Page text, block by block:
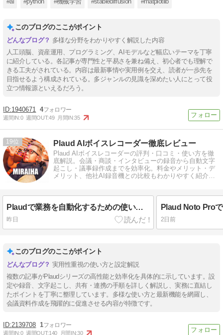
このブログのここがポイント
多様な分野をわかりやすく解説した内容
人工頭脳、資産運用、プログラミング、AIモデルなど幅広いテーマを丁寧
に紹介している。各記事が専門性と平易さを兼ね備え、初心者でも理解で
きる工夫がされている。内容は最新事情や実用例を交え、読者が一歩先を
目指せるよう構成されている。多ジャンルの見識を深めたい人にとって役
立つ情報源といえるだろう。
1940671 4
週間IN:0 週間OUT:49 月間IN:35
19 Plaud AIボイスレコーダー徹底レビュー
Plaud AIボイスレコーダーの評判・口コミ・使い方を徹
底解説。会議・商談・インタビューの録音から自動文字
起こし・議事録作成までを効率化。料金やメリット・デ
メリット、他社AI録音機との比較もわかりやすく紹介し
Plaudで業務を自動化するための使い方ガイド
昨日 2日前
このブログのここがポイント
実用性重視の使い方と設定解説
複数の記事がPlaudシリーズの高性能と効率化を具体的に示しています。設
定や録音、文字起こし、共有・連携の手順を詳しく解説し、実務に直結し
たポイントを丁寧に整理しています。多様な使い方と最新機能を網羅し、
会議資料作成を飛躍的に促進させる内容が特徴です。
2139708 1
週間IN:0 週間OUT:140 月間IN:30